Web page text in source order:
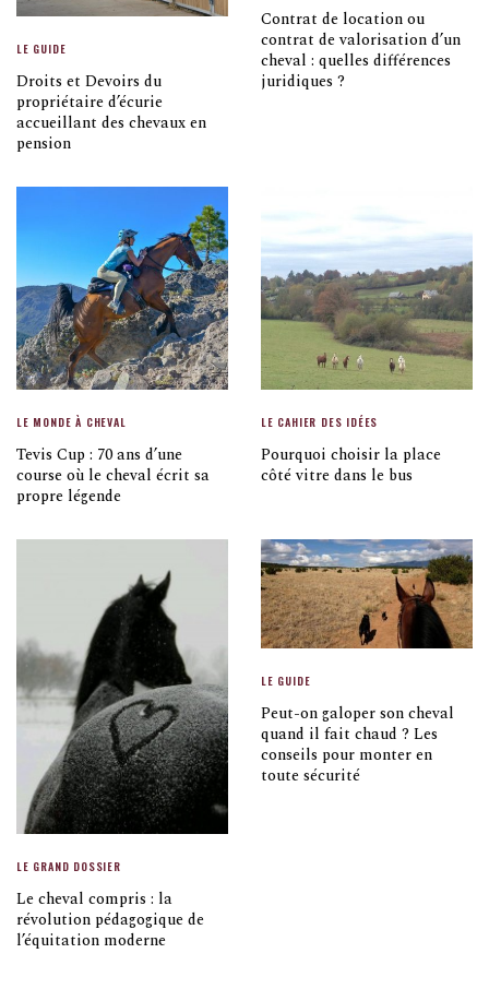
LE GUIDE
Droits et Devoirs du
propriétaire d’écurie
accueillant des chevaux en
pension
Contrat de location ou
contrat de valorisation d’un
cheval : quelles différences
juridiques ?
LE MONDE À CHEVAL
Tevis Cup : 70 ans d’une
course où le cheval écrit sa
propre légende
LE CAHIER DES IDÉES
Pourquoi choisir la place
côté vitre dans le bus
LE GRAND DOSSIER
Le cheval compris : la
révolution pédagogique de
l’équitation moderne
LE GUIDE
Peut-on galoper son cheval
quand il fait chaud ? Les
conseils pour monter en
toute sécurité